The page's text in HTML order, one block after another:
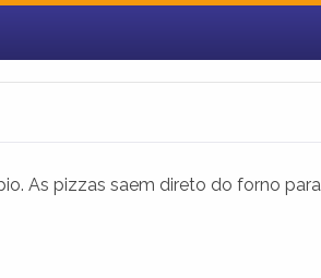
As pizzas saem direto do forno para